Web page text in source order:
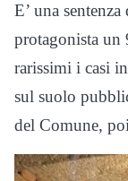
E’ una
protagonista un
rarissimi i casi
sul suolo
del Comune,